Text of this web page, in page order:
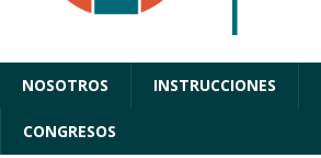
NOSOTROS INSTRUCCIONES
CONGRESOS